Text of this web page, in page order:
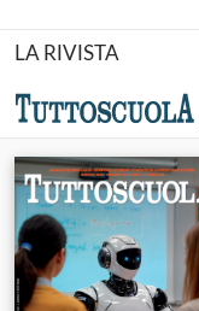
LA RIVISTA